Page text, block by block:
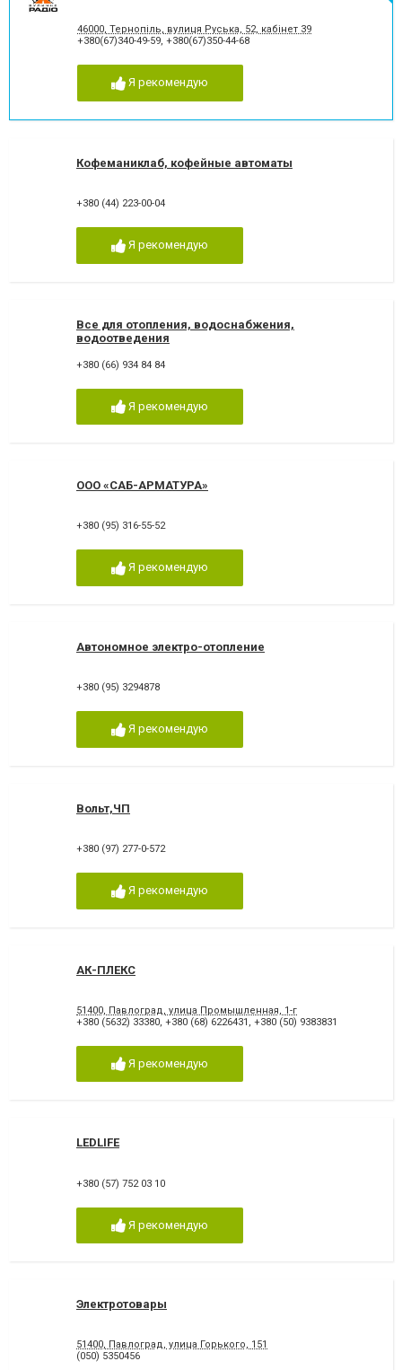
46000, Тернопiль, вулиця Руська, 52, кабінет 39
+380(67)340-49-59, +380(67)350-44-68
Я рекомендую
Кофеманиклаб, кофейные автоматы
+380 (44) 223-00-04
Я рекомендую
Все для отопления, водоснабжения,
водоотведения
+380 (66) 934 84 84
Я рекомендую
ООО «САБ-АРМАТУРА»
+380 (95) 316-55-52
Я рекомендую
Автономное электро-отопление
+380 (95) 3294878
Я рекомендую
Вольт,ЧП
+380 (97) 277-0-572
Я рекомендую
АК-ПЛЕКС
51400, Павлоград, улица Промышленная, 1-г
+380 (5632) 33380, +380 (68) 6226431 , +380 (50) 9383831
Я рекомендую
LEDLIFE
+380 (57) 752 03 10
Я рекомендую
Электротовары
51400, Павлоград, улица Горького, 151
(050) 5350456